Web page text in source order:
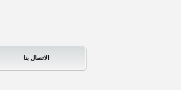
الاتصال بنا